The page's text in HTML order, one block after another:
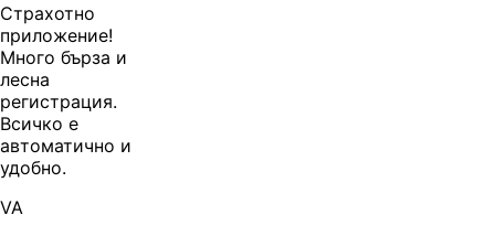
Страхотно
приложение!
Много бърза и
лесна
регистрация.
Всичко е
автоматично и
удобно.
VA